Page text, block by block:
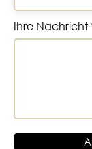
Ihre Nachricht